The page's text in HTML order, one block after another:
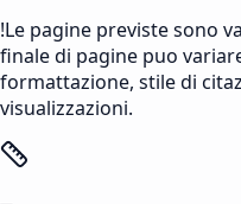
!Le pagine previste sono
finale di pagine puo
formattazione, stile di
visualizzazioni.